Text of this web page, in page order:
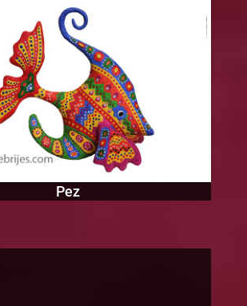
Pez